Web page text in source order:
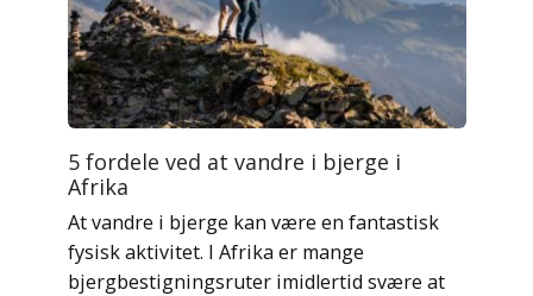
5 fordele ved at vandre i bjerge i
Afrika
At vandre i bjerge kan være en fantastisk
fysisk aktivitet. I Afrika er mange
bjergbestigningsruter imidlertid svære at